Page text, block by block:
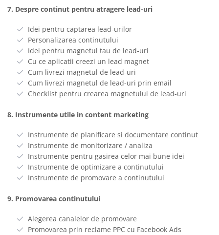
7. Despre continut pentru atragere lead-uri
Idei pentru captarea lead-urilor
Personalizarea continutului
Idei pentru magnetul tau de lead-uri
Cu ce aplicatii creezi un lead magnet
Cum livrezi magnetul de lead-uri
Cum livrezi magnetul de lead-uri prin email
Checklist pentru crearea magnetului de lead-uri
8. Instrumente utile in content marketing
Instrumente de planificare si documentare continut
Instrumente de monitorizare / analiza
Instrumente pentru gasirea celor mai bune idei
Instrumente de optimizare a continutului
Instrumente de promovare a continutului
9. Promovarea continutului
Alegerea canalelor de promovare
Promovarea prin reclame PPC cu Facebook Ads